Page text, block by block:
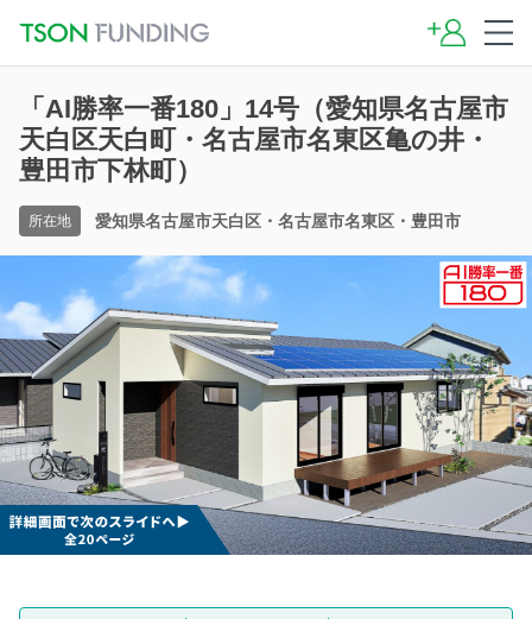
「AI勝率一番180」14号（愛知県名古屋市
天白区天白町・名古屋市名東区亀の井・
豊田市下林町）
所在地 愛知県名古屋市天白区・名古屋市名東区・豊田市